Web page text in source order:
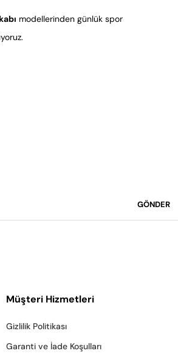
modellerinden günlük spor
pratik yapısıyla günlük
malzemeleriyle hem
GÖNDER
Müşteri Hizmetleri
Gizlilik Politikası
Garanti ve İade Koşulları